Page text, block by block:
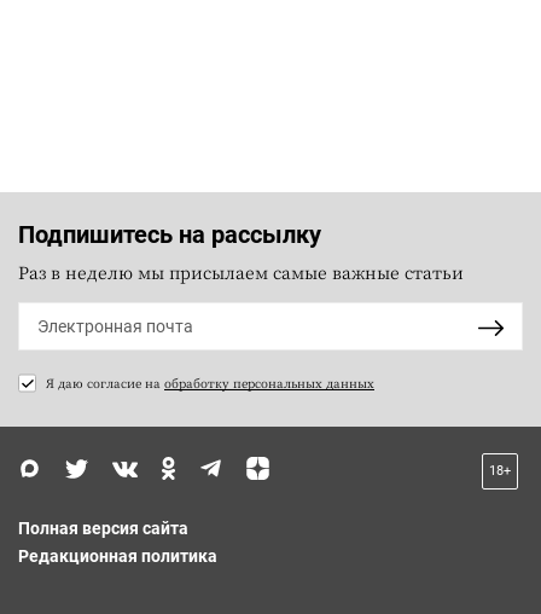
Подпишитесь на рассылку
Раз в неделю мы присылаем самые важные статьи
Я даю согласие на обработку персональных данных
18+
Полная версия сайта
Редакционная политика